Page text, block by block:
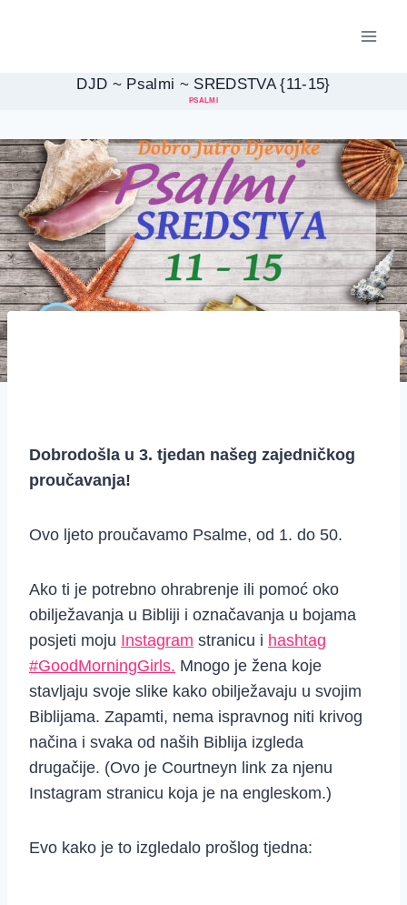
DJD ~ Psalmi ~ SREDSTVA {11-15}
PSALMI
Dobrodošla u 3. tjedan našeg zajedničkog
proučavanja!
Ovo ljeto proučavamo Psalme, od 1. do 50.
Ako ti je potrebno ohrabrenje ili pomoć oko
obilježavanja u Bibliji i označavanja u bojama
posjeti moju Instagram stranicu i hashtag
#GoodMorningGirls. Mnogo je žena koje
stavljaju svoje slike kako obilježavaju u svojim
Biblijama. Zapamti, nema ispravnog niti krivog
načina i svaka od naših Biblija izgleda
drugačije. (Ovo je Courtneyn link za njenu
Instagram stranicu koja je na engleskom.)
Evo kako je to izgledalo prošlog tjedna: